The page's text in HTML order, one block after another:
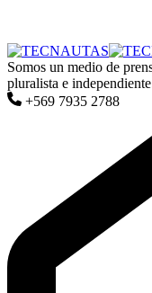
Somos un medio de
pluralista e
+569 7935 2788